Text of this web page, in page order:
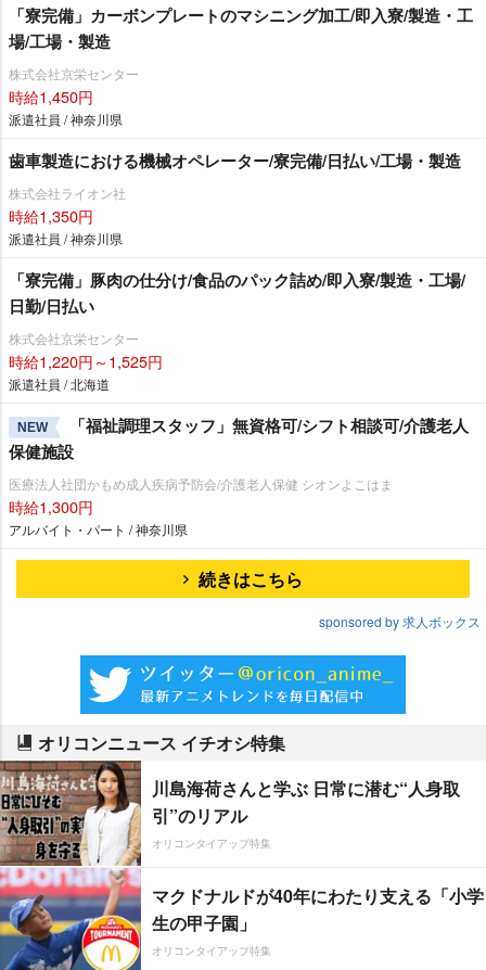
「寮完備」カーボンプレートのマシニング加工/即入寮/製造・工
場/工場・製造
株式会社京栄センター
時給1,450円
派遣社員 / 神奈川県
歯車製造における機械オペレーター/寮完備/日払い/工場・製造
株式会社ライオン社
時給1,350円
派遣社員 / 神奈川県
「寮完備」豚肉の仕分け/食品のパック詰め/即入寮/製造・工場/
日勤/日払い
株式会社京栄センター
時給1,220円～1,525円
派遣社員 / 北海道
NEW
「福祉調理スタッフ」無資格可/シフト相談可/介護老人
保健施設
医療法人社団かもめ成人疾病予防会/介護老人保健 シオンよこはま
時給1,300円
アルバイト・パート / 神奈川県
続きはこちら
sponsored by 求人ボックス
オリコンニュース イチオシ特集
川島海荷さんと学ぶ 日常に潜む“人身取
引”のリアル
オリコンタイアップ特集
マクドナルドが40年にわたり支える「小学
生の甲子園」
オリコンタイアップ特集